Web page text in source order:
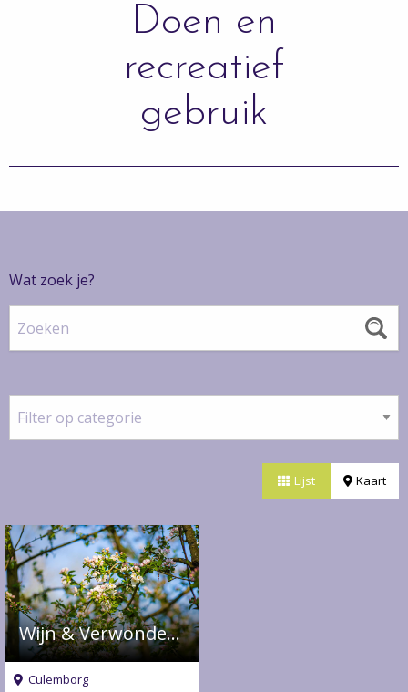
Doen en
recreatief
gebruik
Wat zoek je?
op
Lijst Kaart
Wijn & Verwonderen
Culemborg